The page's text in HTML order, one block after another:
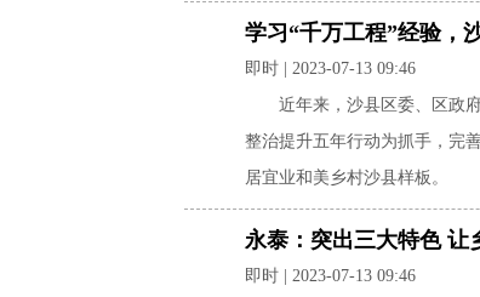
学习“千万工程”经验，
即时 | 2023-07-13 09:46
近年来，沙县区委、区政
整治提升五年行动为抓手，完
居宜业和美乡村沙县样板。
永泰：突出三大特色 让
即时 | 2023-07-13 09:46